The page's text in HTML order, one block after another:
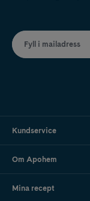
Fyll i mailadress
Kundservice
Om Apohem
Mina recept